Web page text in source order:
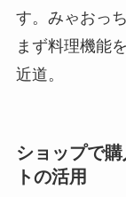
す。みゃおっ
まず料理機能
近道。
ショップで
トの活用